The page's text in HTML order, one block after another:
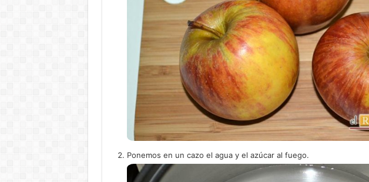
Ponemos en un cazo el agua y el azúcar al fuego.